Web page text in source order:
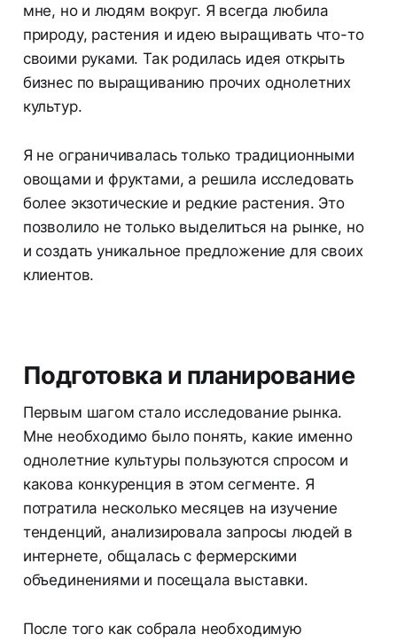
мне, но и людям вокруг. Я всегда любила
природу, растения и идею выращивать что-то
своими руками. Так родилась идея открыть
бизнес по выращиванию прочих однолетних
культур.
Я не ограничивалась только традиционными
овощами и фруктами, а решила исследовать
более экзотические и редкие растения. Это
позволило не только выделиться на рынке, но
и создать уникальное предложение для своих
клиентов.
Подготовка и планирование
Первым шагом стало исследование рынка.
Мне необходимо было понять, какие именно
однолетние культуры пользуются спросом и
какова конкуренция в этом сегменте. Я
потратила несколько месяцев на изучение
тенденций, анализировала запросы людей в
интернете, общалась с фермерскими
объединениями и посещала выставки.
После того как собрала необходимую